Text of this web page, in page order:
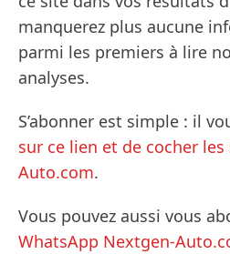
manquerez plus aucune
parmi les premiers à lire
analyses.
S’abonner est simple : il
sur ce lien et de cocher
Auto.com.
Vous pouvez aussi vous
WhatsApp Nextgen-